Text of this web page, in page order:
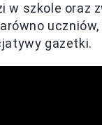
w szkole oraz
uczniów,
gazetki.